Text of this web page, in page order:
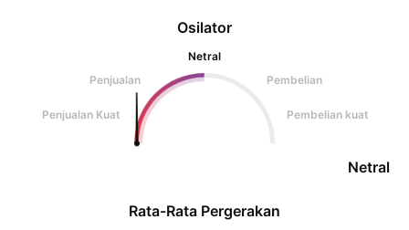
Osilator
Netral
Penjualan
Pembelian
Penjualan Kuat Pembelian kuat
Netral
Rata-Rata Pergerakan